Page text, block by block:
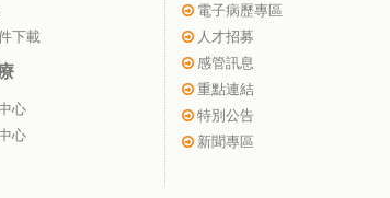
下載
心
心
電子病歷專區
人才招募
感管訊息
重點連結
特別公告
新聞專區